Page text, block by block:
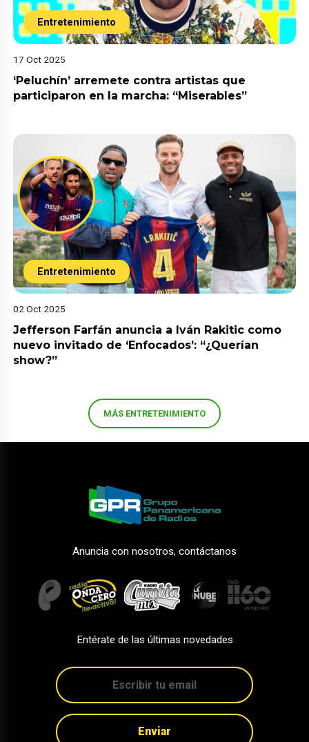
Entretenimiento
17 Oct 2025
‘Peluchín’ arremete contra artistas que
participaron en la marcha: “Miserables”
Entretenimiento
02 Oct 2025
Jefferson Farfán anuncia a Iván Rakitic como
nuevo invitado de ‘Enfocados’: “¿Querían
show?”
MÁS ENTRETENIMIENTO
Anuncia con nosotros, contáctanos
Entérate de las últimas novedades
Enviar